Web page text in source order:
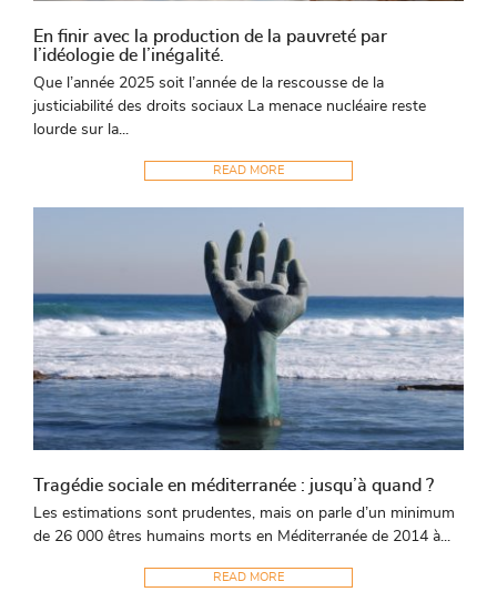
En finir avec la production de la pauvreté par
l’idéologie de l’inégalité.
Que l’année 2025 soit l’année de la rescousse de la
justiciabilité des droits sociaux La menace nucléaire reste
lourde sur la...
READ MORE
Tragédie sociale en méditerranée : jusqu’à quand ?
Les estimations sont prudentes, mais on parle d’un minimum
de 26 000 êtres humains morts en Méditerranée de 2014 à...
READ MORE